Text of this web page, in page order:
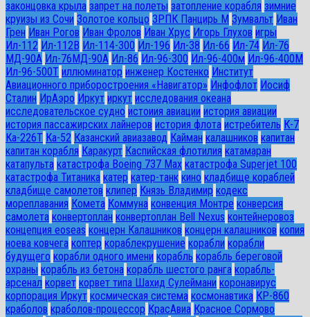
законцовка крыла запрет на полеты затопление корабля зимние
круизы из Сочи Золотое кольцо ЗРПК Панцирь М Зумвальт Иван
Грен Иван Рогов Иван Фролов Иван Хрус Игорь Глухов игры
Ил-112 Ил-112В Ил-114-300 Ил-196 Ил-38 Ил-66 Ил-74 Ил-76
МД-90А Ил-76МД-90А Ил-86 Ил-96-300 Ил-96-400м Ил-96-400М
Ил-96-500Т иллюминатор инженер Костенко Институт
Авиационного приборостроения «Навигатор» Инфофлот Иосиф
Сталин ИрАэро Иркут иркут исследования океана
исследовательское судно истоиия авиации история авиации
история пассажирских лайнеров история флота истребитель К-7
Ка-226Т Ка-52 Казанский авиазавод Кайман калашников капитан
капитан корабля Каракурт Каспийская флотилия катамаран
катапульта катастрофа Boeing 737 Max катастрофа Superjet 100
катастрофа Титаника катер катер-танк кино кладбище кораблей
кладбище самолетов клипер Князь Владимир кодекс
мореплавания Комета Коммуна конвенция Монтре конверсия
самолета конвертоплан конвертоплан Bell Nexus контейнеровоз
концепция eoseas концерн Калашников концерн калашников копия
ноева ковчега коптер кораблекрушение корабли корабли
будущего корабли одного имени корабль корабль береговой
охраны корабль из бетона корабль шестого ранга корабль-
арсенал корвет корвет типа Шахид Сулеймани коронавирус
корпорация Иркут космическая система космонавтика КР-860
краболов краболов-процессор КрасАвиа Красное Сормово